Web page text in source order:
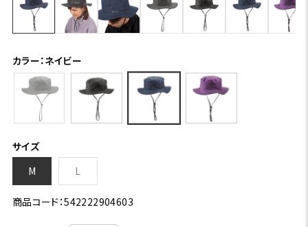
カラー：ネイビー
サイズ
M
L
商品コード：542222904603